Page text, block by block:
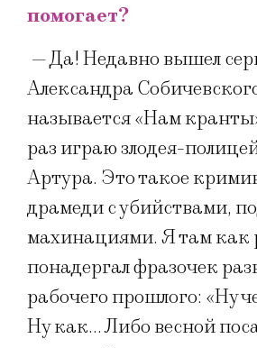
помогает?
— Да! Недавно вышел
Александра
называется «Нам
раз играю злодея-
Артура. Это такое
драмеди с убийствами,
махинациями. Я там как
понадергал фразочек
рабочего прошлого: «Ну
Ну как… Либо весной